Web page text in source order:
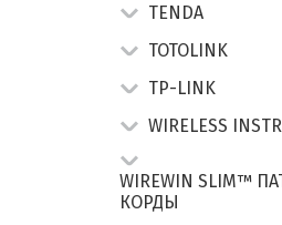
TENDA
TOTOLINK
TP-LINK
WIRELESS
WIREWIN SLIM™
КОРДЫ